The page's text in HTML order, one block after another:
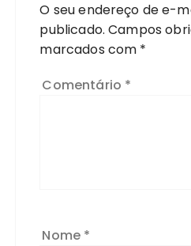
O seu endereço de e-
publicado. Campos
marcados com *
Comentário *
Nome *